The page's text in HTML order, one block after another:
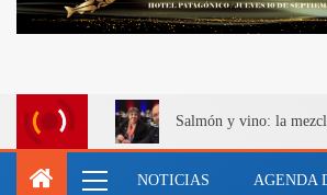
Salmón y vino: la
NOTICIAS AGENDA